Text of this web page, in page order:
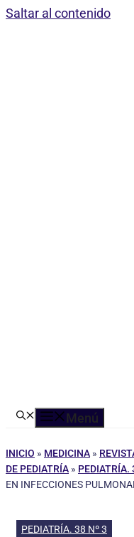
Saltar al contenido
Menú
INICIO » MEDICINA »
DE PEDIATRÍA » PEDIATRÍA.
EN INFECCIONES
PEDIATRÍA. 38 Nº 3